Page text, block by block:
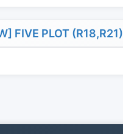
FIVE PLOT (R18,R21)